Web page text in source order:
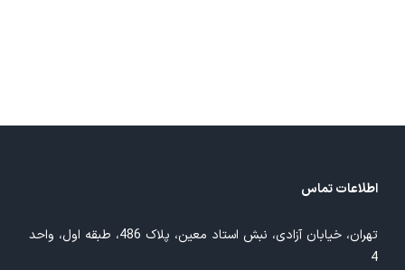
اطلاعات تماس
تهران، خیابان آزادی، نبش استاد معین، پلاک 486، طبقه اول، واحد
4